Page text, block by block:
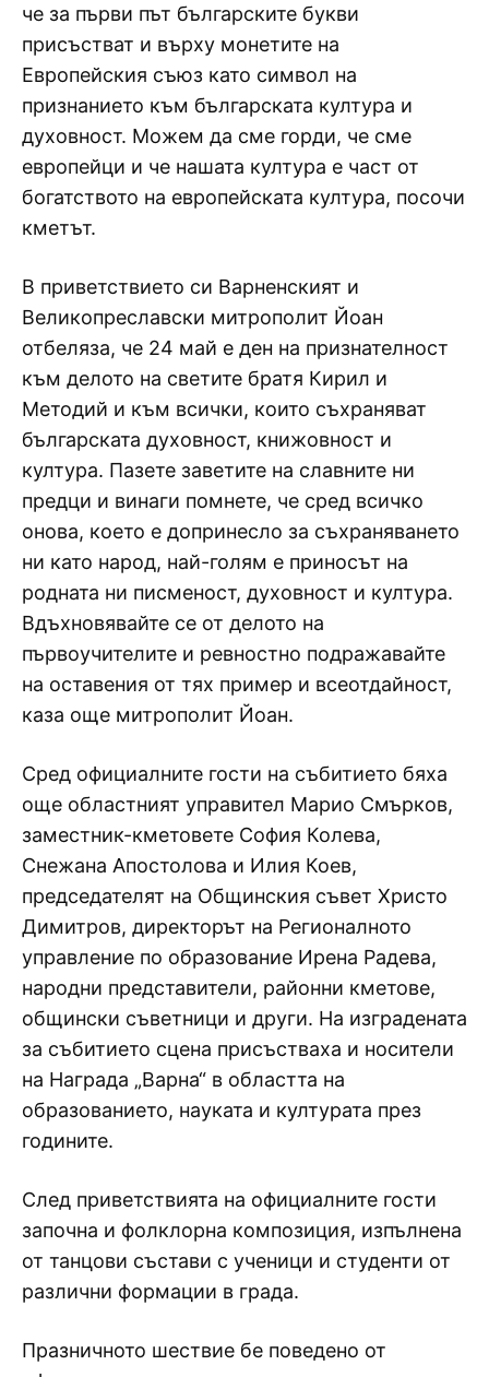
че за първи път българските букви
присъстват и върху монетите на
Европейския съюз като символ на
признанието към българската култура и
духовност. Можем да сме горди, че сме
европейци и че нашата култура е част от
богатството на европейската култура, посочи
кметът.
В приветствието си Варненският и
Великопреславски митрополит Йоан
отбеляза, че 24 май е ден на признателност
към делото на светите братя Кирил и
Методий и към всички, които съхраняват
българската духовност, книжовност и
култура. Пазете заветите на славните ни
предци и винаги помнете, че сред всичко
онова, което е допринесло за съхраняването
ни като народ, най-голям е приносът на
родната ни писменост, духовност и култура.
Вдъхновявайте се от делото на
първоучителите и ревностно подражавайте
на оставения от тях пример и всеотдайност,
каза още митрополит Йоан.
Сред официалните гости на събитието бяха
още областният управител Марио Смърков,
заместник-кметовете София Колева,
Снежана Апостолова и Илия Коев,
председателят на Общинския съвет Христо
Димитров, директорът на Регионалното
управление по образование Ирена Радева,
народни представители, районни кметове,
общински съветници и други. На изградената
за събитието сцена присъстваха и носители
на Награда „Варна“ в областта на
образованието, науката и културата през
годините.
След приветствията на официалните гости
започна и фолклорна композиция, изпълнена
от танцови състави с ученици и студенти от
различни формации в града.
Празничното шествие бе поведено от